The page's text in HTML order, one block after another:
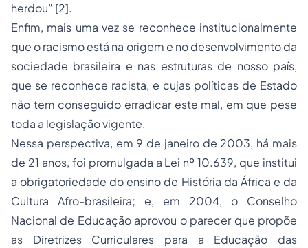
herdou” [2].
Enfim, mais uma vez se reconhece institucionalmente
que o racismo está na origem e no desenvolvimento da
sociedade brasileira e nas estruturas de nosso país,
que se reconhece racista, e cujas políticas de Estado
não tem conseguido erradicar este mal, em que pese
toda a legislação vigente.
Nessa perspectiva, em 9 de janeiro de 2003, há mais
de 21 anos, foi promulgada a Lei nº 10.639, que institui
a obrigatoriedade do ensino de História da África e da
Cultura Afro-brasileira; e, em 2004, o Conselho
Nacional de Educação aprovou o parecer que propõe
as Diretrizes Curriculares para a Educação das